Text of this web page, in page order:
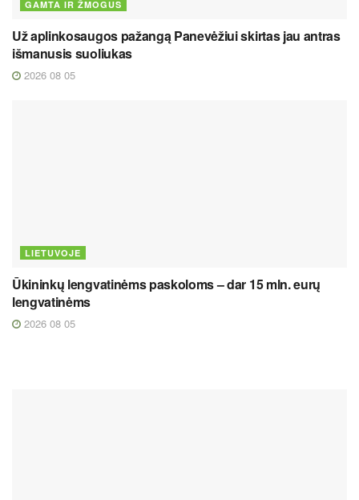
GAMTA IR ŽMOGUS
Už aplinkosaugos pažangą Panevėžiui skirtas jau antras
išmanusis suoliukas
2026 08 05
LIETUVOJE
Ūkininkų lengvatinėms paskoloms – dar 15 mln. eurų
lengvatinėms
2026 08 05